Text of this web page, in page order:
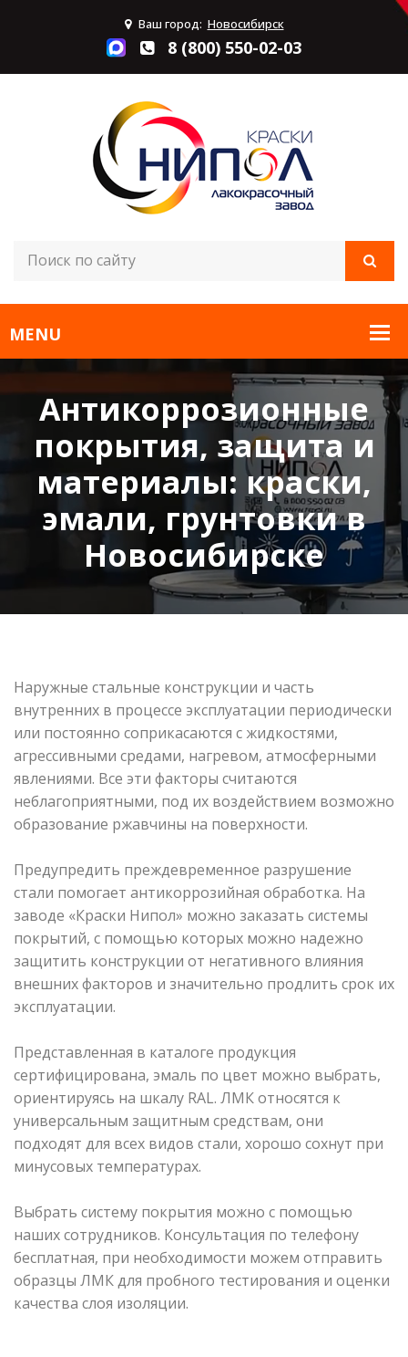
Ваш город: Новосибирск
8 (800) 550-02-03
Антикоррозионные
покрытия, защита и
материалы: краски,
эмали, грунтовки в
Новосибирске
Наружные стальные конструкции и часть
внутренних в процессе эксплуатации периодически
или постоянно соприкасаются с жидкостями,
агрессивными средами, нагревом, атмосферными
явлениями. Все эти факторы считаются
неблагоприятными, под их воздействием возможно
образование ржавчины на поверхности.
Предупредить преждевременное разрушение
стали помогает антикоррозийная обработка. На
заводе «Краски Нипол» можно заказать системы
покрытий, с помощью которых можно надежно
защитить конструкции от негативного влияния
внешних факторов и значительно продлить срок их
эксплуатации.
Представленная в каталоге продукция
сертифицирована, эмаль по цвет можно выбрать,
ориентируясь на шкалу RAL. ЛМК относятся к
универсальным защитным средствам, они
подходят для всех видов стали, хорошо сохнут при
минусовых температурах.
Выбрать систему покрытия можно с помощью
наших сотрудников. Консультация по телефону
бесплатная, при необходимости можем отправить
образцы ЛМК для пробного тестирования и оценки
качества слоя изоляции.